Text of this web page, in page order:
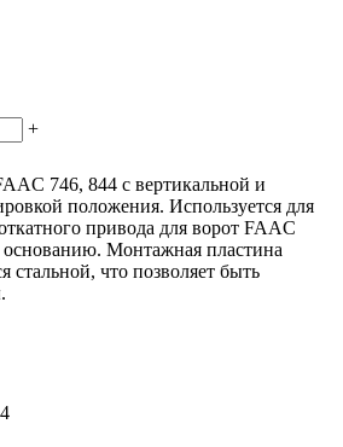
+
746, 844 с вертикальной и
положения. Используется для
привода для ворот FAAC
Монтажная пластина
стальной, что позволяет быть